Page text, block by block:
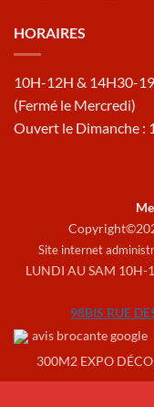
HORAIRES
10H-12H & 14H30-
(Fermé le Mercredi)
Ouvert le Dimanche :
Site internet
LUNDI AU SAM 10H-
98BIS RUE
300M2 EXPO